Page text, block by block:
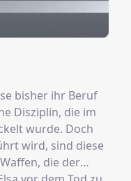
bisher ihr Beruf
Disziplin, die im
wurde. Doch
wird, sind diese
die der